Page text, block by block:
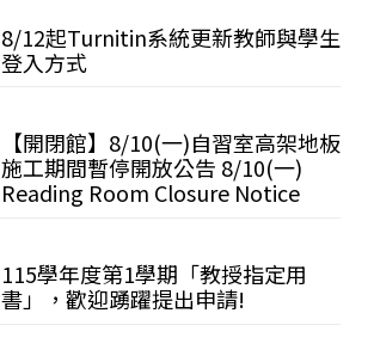
8/12起Turnitin系統更新教師與學生
登入方式
【開閉館】8/10(一)自習室高架地板
施工期間暫停開放公告 8/10(一)
Reading Room Closure Notice
115學年度第1學期「教授指定用
書」，歡迎踴躍提出申請!